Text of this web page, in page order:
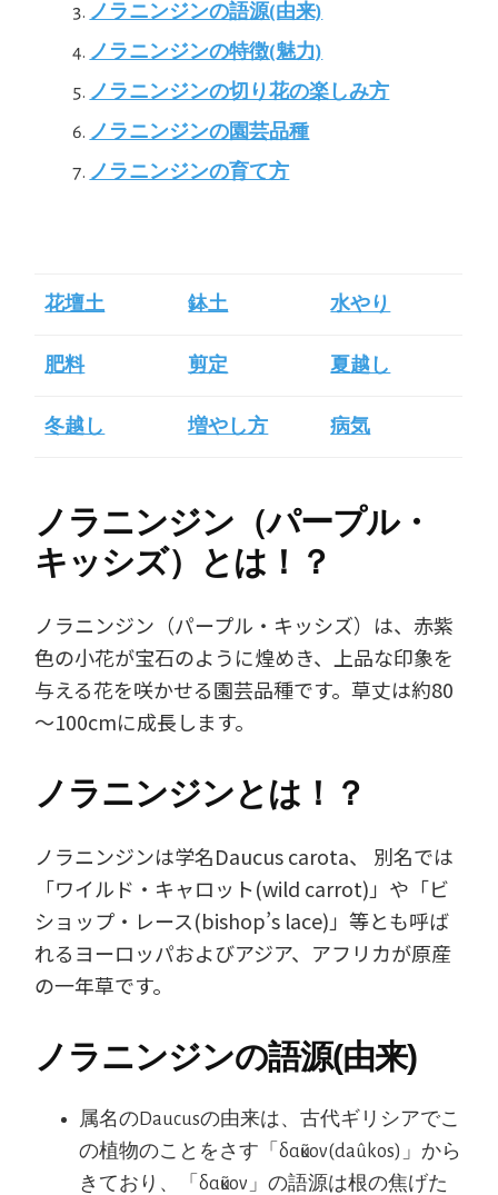
ノラニンジンの語源(由来)
ノラニンジンの特徴(魅力)
ノラニンジンの切り花の楽しみ方
ノラニンジンの園芸品種
ノラニンジンの育て方
花壇土 鉢土 水やり
肥料 剪定 夏越し
冬越し 増やし方 病気
ノラニンジン（パープル・
キッシズ）とは！？
ノラニンジン（パープル・キッシズ）は、赤紫
色の小花が宝石のように煌めき、上品な印象を
与える花を咲かせる園芸品種です。草丈は約80
～100cmに成長します。
ノラニンジンとは！？
ノラニンジンは学名Daucus carota、 別名では
「ワイルド・キャロット(wild carrot)」や「ビ
ショップ・レース(bishop’s lace)」等とも呼ば
れるヨーロッパおよびアジア、アフリカが原産
の一年草です。
ノラニンジンの語源(由来)
属名のDaucusの由来は、古代ギリシアでこ
の植物のことをさす「δαῦκον(daûkos)」から
きており、「δαῦκον」の語源は根の焦げた